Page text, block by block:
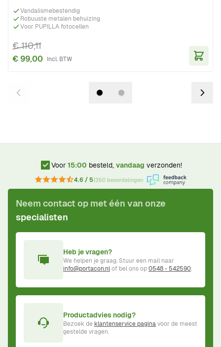
Vandalismebestendig
Robuuste metalen behuizing
Voor PUPILLA fotocellen
€ 99,00
€ 110,11
Voor 15:00 besteld, vandaag verzonden!
4.6 / 51350 beoordelingen
Neem contact op met één van onze
specialisten
Heb je vragen?
We helpen je graag. Stuur een mail naar
info@portacon.nlof bel ons op0548 - 542590.
Productadvies nodig?
Bezoek de klantenservice paginavoor de meest
gestelde vragen.